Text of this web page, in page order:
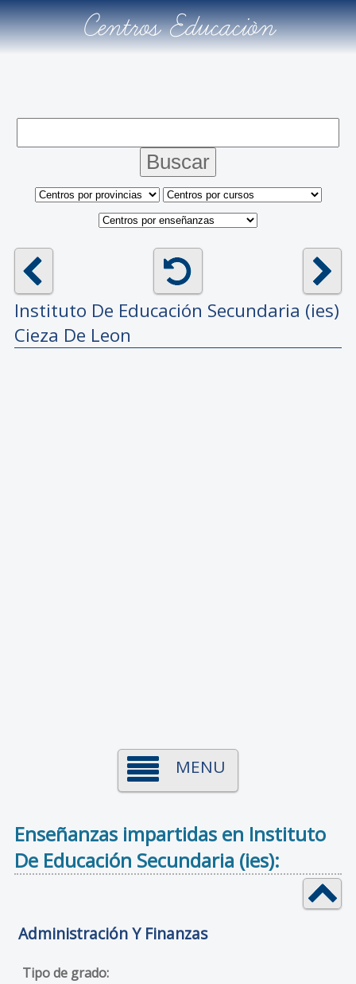
Centros Educación
Instituto De Educación Secundaria (ies)
Cieza De Leon
MENU
Enseñanzas impartidas en Instituto
De Educación Secundaria (ies):
Administración Y Finanzas